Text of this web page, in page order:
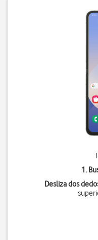
1.
Desliza dos